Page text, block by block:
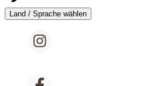
Land / Sprache wählen